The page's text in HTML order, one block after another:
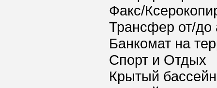
Факс/
Трансфер от/до
Банкомат на
Спорт и Отдых
Крытый